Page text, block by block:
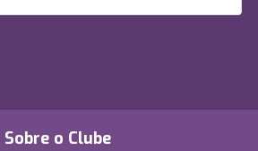
Sobre o Clube